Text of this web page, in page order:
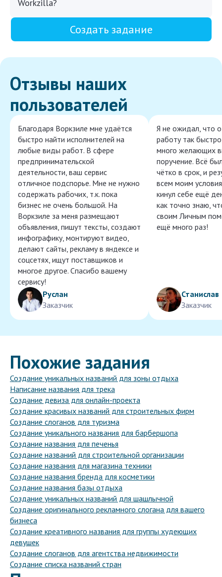
Workzilla?
Создать задание
Отзывы наших
пользователей
Благодаря Воркзиле мне удаётся
быстро найти исполнителей на
любые виды работ. В сфере
предпринимательской
деятельности, ваш сервис
отличное подспорье. Мне не нужно
содержать рабочих, т.к. пока
бизнес не очень большой. На
Воркзиле за меня размещают
объявления, пишут тексты, создают
инфографику, монтируют видео,
делают сайты, рекламу в яндексе и
соцсетях, ищут поставщиков и
многое другое. Спасибо вашему
сервису!
Руслан
Заказчик
Я не ожидал, что
работу так
много желающих
поручение. Всё
чётко в срок, и
всем моим
кинул себе ещё
как точно знаю,
своим Личным
ещё много раз!
Станислав
Заказчик
Похожие задания
Создание уникальных названий для зоны отдыха
Написание названия для трека
Создание девиза для онлайн-проекта
Создание красивых названий для строительных фирм
Создание слоганов для туризма
Создание уникального названия для барбершопа
Создание названия для печенья
Создание названий для строительной организации
Создание названия для магазина техники
Создание названия бренда для косметики
Создание названия базы отдыха
Создание уникальных названий для шашлычной
Создание оригинального рекламного слогана для вашего
бизнеса
Создание креативного названия для группы худеющих
девушек
Создание слоганов для агентства недвижимости
Создание списка названий стран